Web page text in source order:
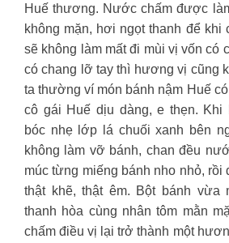
Huế thương. Nước chấm được
không mặn, hơi ngọt thanh để khi
sẽ không làm mất đi mùi vị vốn có
có chang lỡ tay thì hương vị cũng
ta thường ví món bánh nậm Huế
cô gái Huế dịu dàng, e thẹn. Khi
bóc nhẹ lớp lá chuối xanh bên
không làm vỡ bánh, chan đều
múc từng miếng bánh nho nhỏ, rồi
thật khẽ, thật êm. Bột bánh vừa
thanh hòa cùng nhân tôm mằn
chấm điều vị lại trở thành một